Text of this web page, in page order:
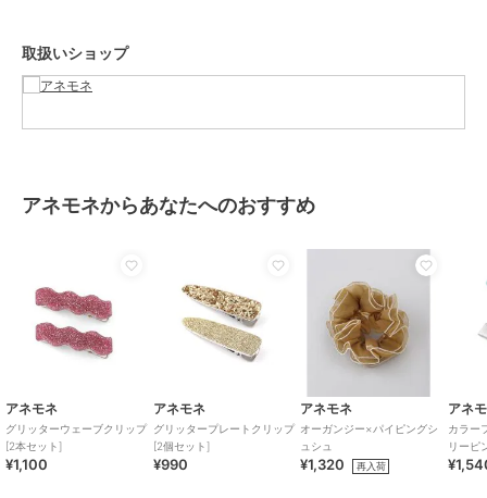
原産国 -
取扱いショップ
アネモネからあなたへのおすすめ
アネモネ
グリッターウェーブクリップ
[2本セット]
¥1,100
アネモネ
グリッタープレートクリップ
[2個セット]
¥990
アネモネ
オーガンジー×パイピングシ
ュシュ
¥1,320 再入荷
アネ
カラー
リーピ